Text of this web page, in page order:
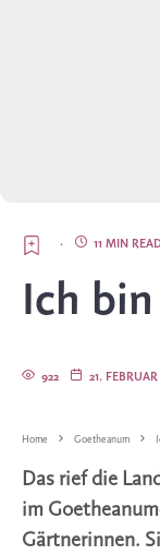
11 MIN
·
Ich
21. FEBRUAR
922
Home Goetheanum
Das rief die
im
Gärtnerinnen.